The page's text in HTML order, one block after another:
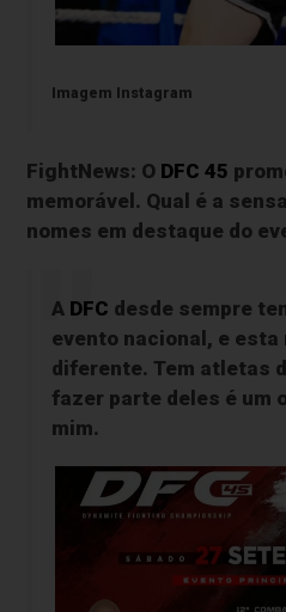
Imagem Instagram
FightNews: O DFC 45
memorável. Qual é a
nomes em destaque do
A DFC desde sempre
evento nacional, e esta
diferente. Tem atletas
fazer parte deles é um
mim.